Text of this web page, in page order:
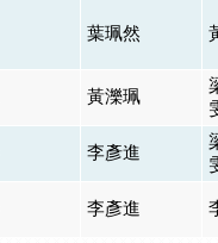
葉珮然
黃濼珮
李彥進
李彥進